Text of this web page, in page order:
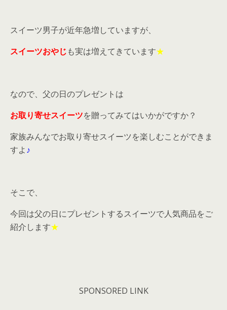
スイーツ男子が近年急増していますが、
スイーツおやじも実は増えてきています★
なので、父の日のプレゼントは
お取り寄せスイーツを贈ってみてはいかがですか？
家族みんなでお取り寄せスイーツを楽しむことができま
すよ♪
そこで、
今回は父の日にプレゼントするスイーツで人気商品をご
紹介します★
SPONSORED LINK